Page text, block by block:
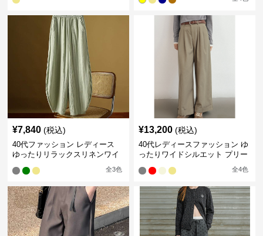
¥7,840 (税込)
40代ファッション レディース
ゆったりリラックスリネンワイ
全3色
¥13,200 (税込)
40代レディースファッション ゆ
ったりワイドシルエット プリー
全4色